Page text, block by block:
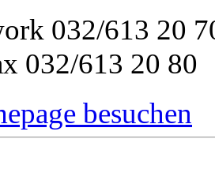
032/613 20
032/613 20 80
besuchen